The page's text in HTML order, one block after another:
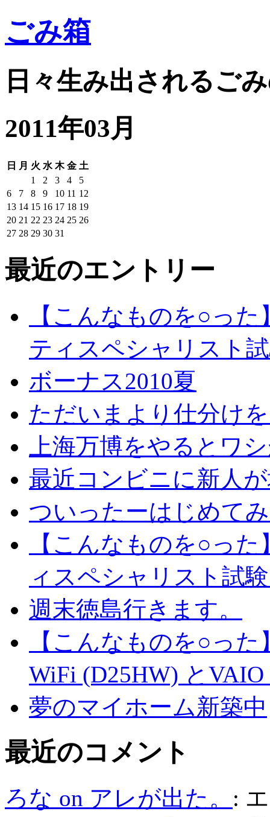
ごみ箱
日々生み出されるご
2011年03月
日 月 火 水 木 金 土
1
2 3 4
5
6
7 8 9 10 11 12
13 14 15 16 17 18 19
20 21 22 23 24 25 26
27 28 29 30 31
最近のエントリー
【こんなものを○っ
ティスペシャリスト
ボーナス2010夏
ただいまより仕分け
上海万博をやるとワ
最近コンビニに新人
ついったーはじめて
【こんなものを○っ
ィスペシャリスト試
週末徳島行きます。
【こんなものを○っ
WiFi (D25HW) とVAIO
夢のマイホーム新築中
最近のコメント
ろな on アレが出た。 :